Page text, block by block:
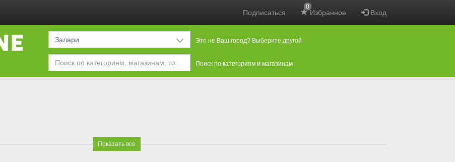
Подписаться Избранное
0
Вход
Залари Это не Ваш город? Выберите другой
Поиск по категориям и магазинам
Показать все